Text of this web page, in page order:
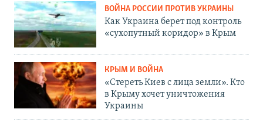
ВОЙНА РОССИИ ПРОТИВ УКРАИНЫ
Как Украина берет под контроль
«сухопутный коридор» в Крым
КРЫМ И ВОЙНА
«Стереть Киев с лица земли». Кто
в Крыму хочет уничтожения
Украины